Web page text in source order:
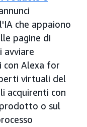
che appaiono
pagine di
avviare
con Alexa for
virtuali del
acquirenti con
o sul